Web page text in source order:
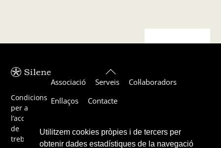
Utilitzem cookies pròpies i de tercers per
obtenir dades estadístiques de la navegació
Back
To
Top
Condicions
per a
l’acceptació
de
treballs
Associació Serveis
Col·laboradors
Enllaços
Contacte